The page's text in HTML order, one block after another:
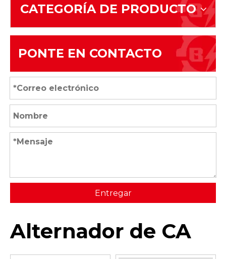
CATEGORÍA DE PRODUCTO
PONTE EN CONTACTO
Entregar
Alternador de CA